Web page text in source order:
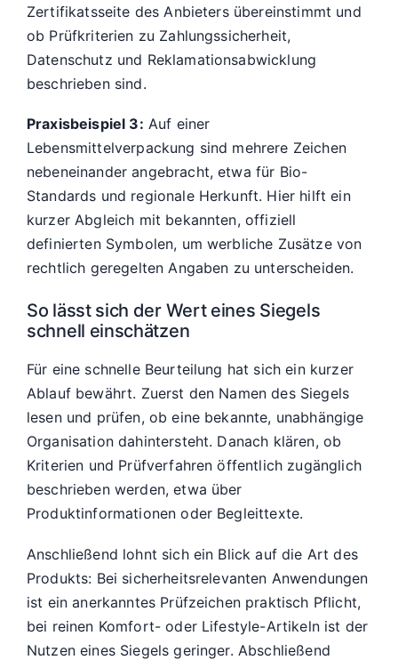
Zertifikatsseite des Anbieters übereinstimmt und
ob Prüfkriterien zu Zahlungssicherheit,
Datenschutz und Reklamationsabwicklung
beschrieben sind.
Praxisbeispiel 3: Auf einer
Lebensmittelverpackung sind mehrere Zeichen
nebeneinander angebracht, etwa für Bio-
Standards und regionale Herkunft. Hier hilft ein
kurzer Abgleich mit bekannten, offiziell
definierten Symbolen, um werbliche Zusätze von
rechtlich geregelten Angaben zu unterscheiden.
So lässt sich der Wert eines Siegels
schnell einschätzen
Für eine schnelle Beurteilung hat sich ein kurzer
Ablauf bewährt. Zuerst den Namen des Siegels
lesen und prüfen, ob eine bekannte, unabhängige
Organisation dahintersteht. Danach klären, ob
Kriterien und Prüfverfahren öffentlich zugänglich
beschrieben werden, etwa über
Produktinformationen oder Begleittexte.
Anschließend lohnt sich ein Blick auf die Art des
Produkts: Bei sicherheitsrelevanten Anwendungen
ist ein anerkanntes Prüfzeichen praktisch Pflicht,
bei reinen Komfort- oder Lifestyle-Artikeln ist der
Nutzen eines Siegels geringer. Abschließend